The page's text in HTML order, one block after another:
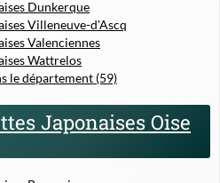
Dunkerque
Villeneuve-d'Ascq
Valenciennes
Wattrelos
le département (59)
Japonaises Oise